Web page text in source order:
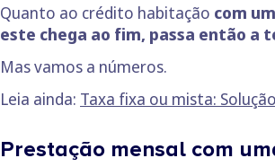
Quanto ao crédito habitação com
este chega ao fim, passa então a
Mas vamos a números.
Leia ainda: Taxa fixa ou mista:
Prestação mensal com